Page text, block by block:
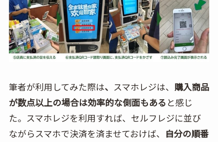
筆者が利用してみた際は、 スマホレジは、 購入商品
が数点以上の場合は効率的な側面もあると感じ
た。スマホレジを利用すれば、セルフレジに並び
ながらスマホで決済を済ませておけば、 自分の順番